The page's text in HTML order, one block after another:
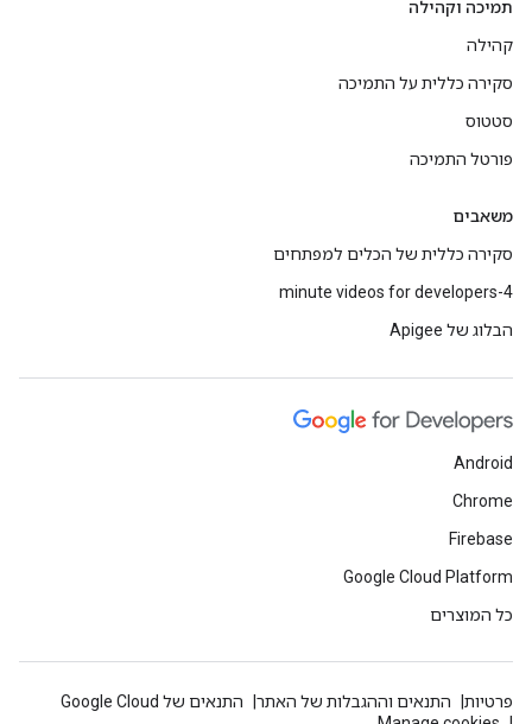
תמיכה וקהילה
קהילה
סקירה כללית על התמיכה
סטטוס
פורטל התמיכה
משאבים
סקירה כללית של הכלים למפתחים
4-minute videos for developers
הבלוג של Apigee
Android
Chrome
Firebase
Google Cloud Platform
כל המוצרים
פרטיות התנאים וההגבלות של האתר
התנאים של Google Cloud